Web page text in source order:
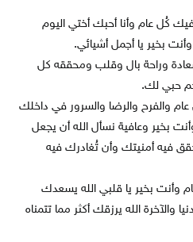
فيك كُل عام وأنا أحبك أختي اليوم
بخير يا أجمل أشيائي.
وراحة بال وقلب ومحققه كل
حبي لك.
والفرح والرضا والسرور في داخلك
بخير وعافية نسأل الله أن يجعل
فيه أمنيتك وأن تُغادرك فيه
وأنت بخير يا قلبي الله يسعدك
والآخرة الله يرزقك أكثر مما تتمناه